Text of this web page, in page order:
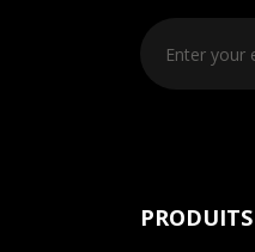
PRODUITS